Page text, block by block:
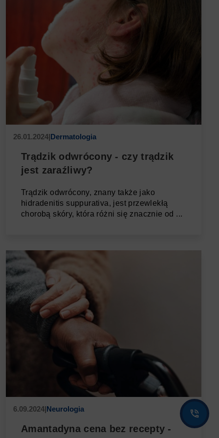
26.01.2024|Dermatologia
Trądzik odwrócony - czy trądzik
jest zaraźliwy?
Trądzik odwrócony, znany także jako
hidradenitis suppurativa, jest przewlekłą
chorobą skóry, która różni się znacznie od ...
6.09.2024|Neurologia
Amantadyna cena bez recepty -